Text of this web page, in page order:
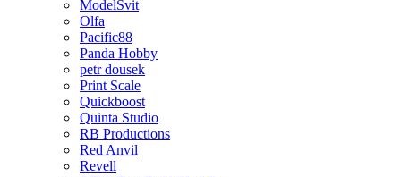
ModelSvit
Olfa
Pacific88
Panda Hobby
petr dousek
Print Scale
Quickboost
Quinta Studio
RB Productions
Red Anvil
Revell